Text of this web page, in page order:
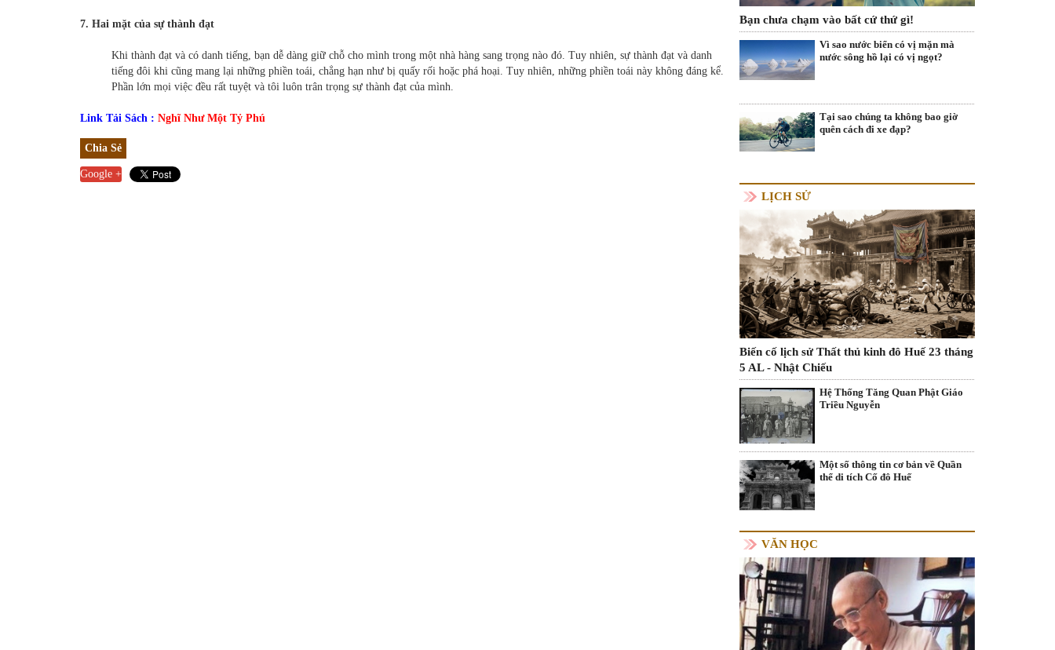
7. Hai mặt của sự thành đạt
Khi thành đạt và có danh tiếng, bạn dễ dàng giữ chỗ cho mình trong một nhà hàng sang trọng nào đó. Tuy nhiên, sự thành đạt và danh
tiếng đôi khi cũng mang lại những phiền toái, chẳng hạn như bị quấy rối hoặc phá hoại. Tuy nhiên, những phiền toái này không đáng kể.
Phần lớn mọi việc đều rất tuyệt và tôi luôn trân trọng sự thành đạt của mình.
Link Tải Sách : Nghĩ Như Một Tỷ Phú
Chia Sẻ
Google +
Bạn chưa chạm vào bất cứ thứ gì!
Vì sao nước biển có vị mặn mà
nước sông hồ lại có vị ngọt?
Tại sao chúng ta không bao giờ
quên cách đi xe đạp?
LỊCH SỬ
Biến cố lịch sử Thất thủ kinh đô Huế 23 tháng
5 AL - Nhật Chiếu
Hệ Thống Tăng Quan Phật Giáo
Triều Nguyễn
Một số thông tin cơ bản về Quần
thể di tích Cố đô Huế
VĂN HỌC